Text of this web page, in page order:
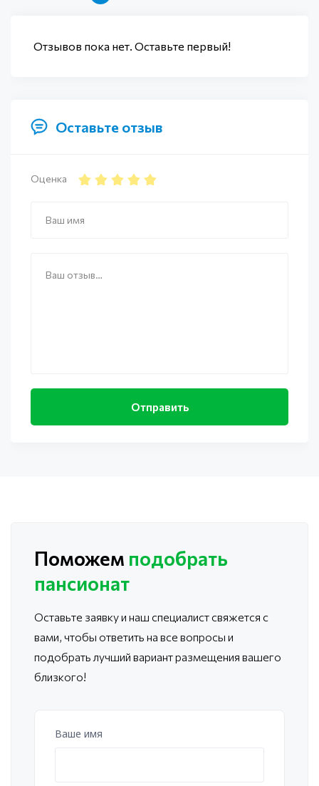
Отзывов пока нет. Оставьте первый!
Оставьте отзыв
Оценка
Поможем подобрать
пансионат
Оставьте заявку и наш специалист свяжется с
вами, чтобы ответить на все вопросы и
подобрать лучший вариант размещения вашего
близкого!